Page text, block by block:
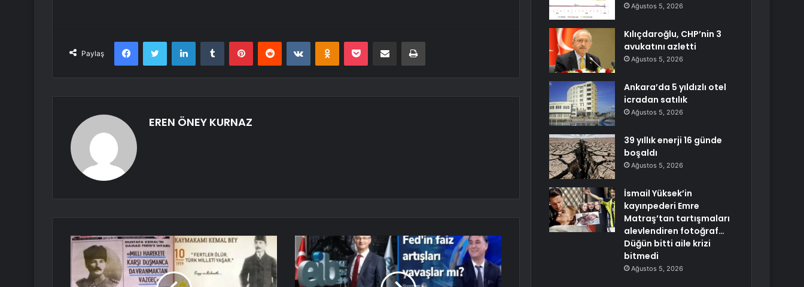
Paylaş
FacebookTwitter LinkedInTumblr PinterestReddit VKontakteOdnoklassniki
Pocket E-Posta ile paylaş Yazdır
EREN ÖNEY KURNAZ
Ağustos 5, 2026
Kılıçdaroğlu, CHP’nin 3
avukatını azletti
Ağustos 5, 2026
Ankara’da 5 yıldızlı otel
icradan satılık
Ağustos 5, 2026
39 yıllık enerji 16 günde
boşaldı
Ağustos 5, 2026
İsmail Yüksek’in
kayınpederi Emre
Matraş’tan tartışmaları
alevlendiren fotoğraf…
Düğün bitti aile krizi
bitmedi
Ağustos 5, 2026